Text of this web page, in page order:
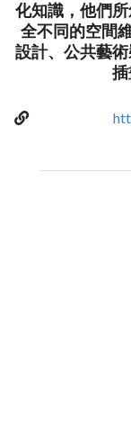
化知識，他們
全不同的空間
設計、公共藝
插